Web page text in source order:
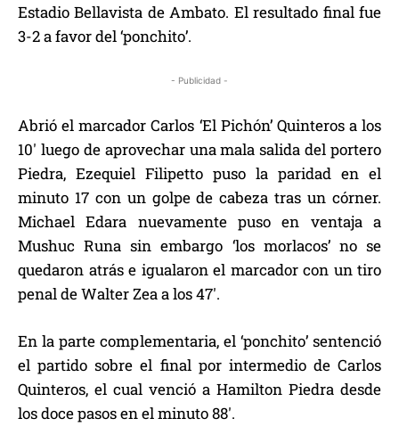
Estadio Bellavista de Ambato. El resultado final fue
3-2 a favor del ‘ponchito’.
- Publicidad -
Abrió el marcador Carlos ‘El Pichón’ Quinteros a los
10′ luego de aprovechar una mala salida del portero
Piedra, Ezequiel Filipetto puso la paridad en el
minuto 17 con un golpe de cabeza tras un córner.
Michael Edara nuevamente puso en ventaja a
Mushuc Runa sin embargo ‘los morlacos’ no se
quedaron atrás e igualaron el marcador con un tiro
penal de Walter Zea a los 47′.
En la parte complementaria, el ‘ponchito’ sentenció
el partido sobre el final por intermedio de Carlos
Quinteros, el cual venció a Hamilton Piedra desde
los doce pasos en el minuto 88′.